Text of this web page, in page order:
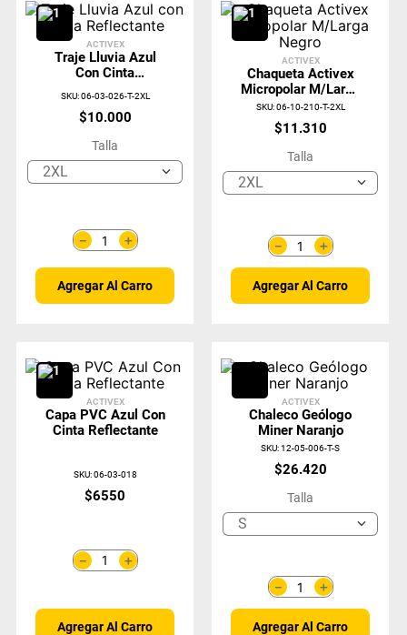
ACTIVEX
Traje Lluvia Azul
Con Cinta
SKU:06-03-026-T-2XL
$10.000
Talla
2XL
＋
－
Agregar Al Carro
ACTIVEX
Chaqueta Activex
Micropolar M/Larga
Negro
SKU:06-10-210-T-2XL
$11 .310
Talla
2XL
＋
－
Agregar Al Carro
ACTIVEX
Capa PVC Azul Con
Cinta Reflectante
SKU:06-03-018
$6550
＋
－
Agregar Al Carro
ACTIVEX
Chaleco Geólogo
Miner Naranjo
SKU:12-05-006-T-S
$26.420
Talla
S
＋
－
Agregar Al Carro